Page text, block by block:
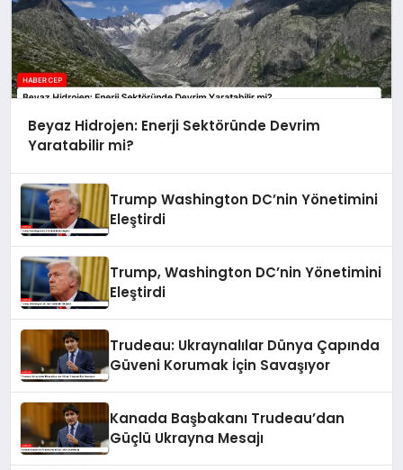
Beyaz Hidrojen: Enerji Sektöründe Devrim
Yaratabilir mi?
Trump Washington DC’nin Yönetimini
Eleştirdi
Trump, Washington DC’nin Yönetimini
Eleştirdi
Trudeau: Ukraynalılar Dünya Çapında
Güveni Korumak İçin Savaşıyor
Kanada Başbakanı Trudeau’dan
Güçlü Ukrayna Mesajı